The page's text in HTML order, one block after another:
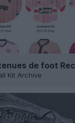
de foot
Kit Archive